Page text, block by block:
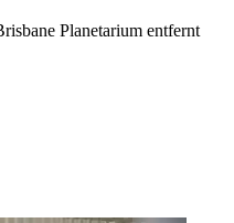
Planetarium entfernt